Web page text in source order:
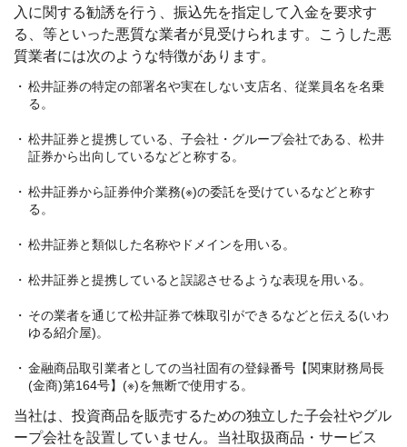
入に関する勧誘を行う、振込先を指定して入金を要求す
る、等といった悪質な業者が見受けられます。こうした悪
質業者には次のような特徴があります。
松井証券の特定の部署名や実在しない支店名、従業員名を名乗
る。
松井証券と提携している、子会社・グループ会社である、松井
証券から出向しているなどと称する。
松井証券から証券仲介業務(※)の委託を受けているなどと称す
る。
松井証券と類似した名称やドメインを用いる。
松井証券と提携していると誤認させるような表現を用いる。
その業者を通じて松井証券で株取引ができるなどと伝える(いわ
ゆる紹介屋)。
金融商品取引業者としての当社固有の登録番号【関東財務局長
(金商)第164号】(※)を無断で使用する。
当社は、投資商品を販売するための独立した子会社やグル
ープ会社を設置していません。当社取扱商品・サービス